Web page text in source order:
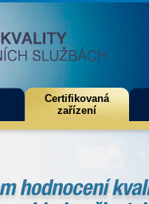
Certifikovaná
zařízení